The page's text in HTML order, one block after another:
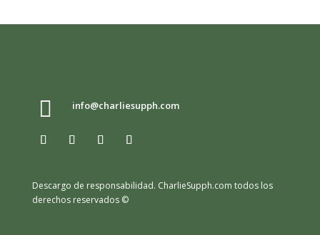
 info@charliesupph.com
Descargo de responsabilidad. CharlieSupph.com todos los
derechos reservados ©